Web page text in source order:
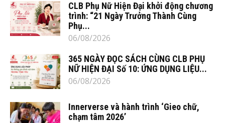
CLB Phụ Nữ Hiện Đại khởi động chương
trình: “21 Ngày Trưởng Thành Cùng
Phụ...
06/08/2026
365 NGÀY ĐỌC SÁCH CÙNG CLB PHỤ
NỮ HIỆN ĐẠI Số 10: ỨNG DỤNG LIỆU...
06/08/2026
Innerverse và hành trình ‘Gieo chữ,
chạm tâm 2026’